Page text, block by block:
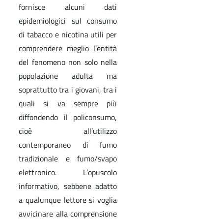
fornisce alcuni dati
epidemiologici sul consumo
di tabacco e nicotina utili per
comprendere meglio l’entità
del fenomeno non solo nella
popolazione adulta ma
soprattutto tra i giovani, tra i
quali si va sempre più
diffondendo il policonsumo,
cioè all’utilizzo
contemporaneo di fumo
tradizionale e fumo/svapo
elettronico. L’opuscolo
informativo, sebbene adatto
a qualunque lettore si voglia
avvicinare alla comprensione